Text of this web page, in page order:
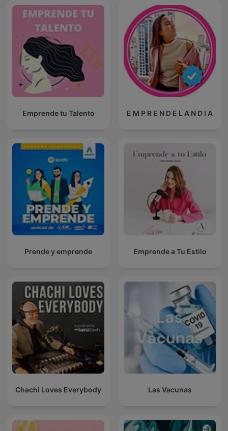
Emprende tu Talento E M P R E N D E L A N D I A
Prende y emprende Emprende a Tu Estilo
Chachi Loves Everybody Las Vacunas